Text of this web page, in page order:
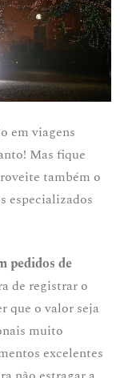
em viagens
Mas fique
também o
especializados
pedidos de
de registrar o
que o valor seja
muito
excelentes